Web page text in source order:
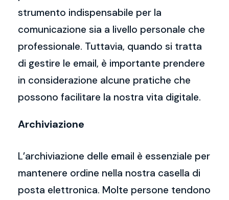
strumento indispensabile per la
comunicazione sia a livello personale che
professionale. Tuttavia, quando si tratta
di gestire le email, è importante prendere
in considerazione alcune pratiche che
possono facilitare la nostra vita digitale.
Archiviazione
L’archiviazione delle email è essenziale per
mantenere ordine nella nostra casella di
posta elettronica. Molte persone tendono